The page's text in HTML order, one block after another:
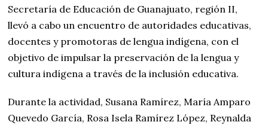
Secretaría de Educación de Guanajuato, región II,
llevó a cabo un encuentro de autoridades educativas,
docentes y promotoras de lengua indígena, con el
objetivo de impulsar la preservación de la lengua y
cultura indígena a través de la inclusión educativa.
Durante la actividad, Susana Ramírez, María Amparo
Quevedo García, Rosa Isela Ramírez López, Reynalda